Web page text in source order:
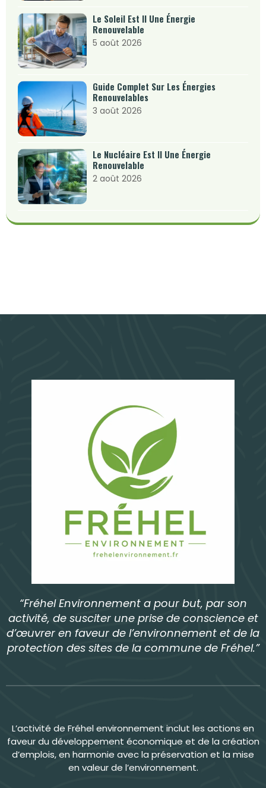
Le Soleil Est Il Une Énergie
Renouvelable
5 août 2026
Guide Complet Sur Les Énergies
Renouvelables
3 août 2026
Le Nucléaire Est Il Une Énergie
Renouvelable
2 août 2026
“Fréhel Environnement a pour but, par son
activité, de susciter une prise de conscience et
d’œuvrer en faveur de l’environnement et de la
protection des sites de la commune de Fréhel.”
L’activité de Fréhel environnement inclut les actions en
faveur du développement économique et de la création
d’emplois, en harmonie avec la préservation et la mise
en valeur de l’environnement.